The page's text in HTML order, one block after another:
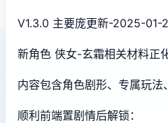
V1.3.0 主要庞更新-2025-01-
新角色 侠女-玄霜相关材料正
内容包含角色剧形、专属玩
顺利前端置剧情后解锁：